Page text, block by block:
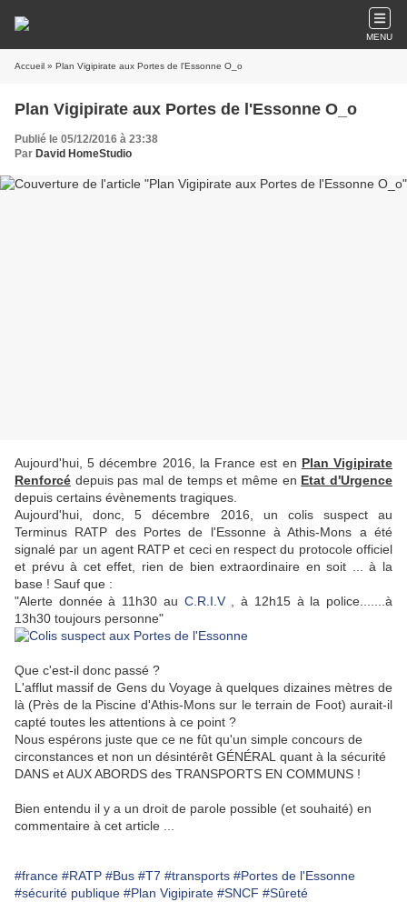
MENU
Accueil » Plan Vigipirate aux Portes de l'Essonne O_o
Plan Vigipirate aux Portes de l'Essonne O_o
Publié le 05/12/2016 à 23:38
Par David HomeStudio
Aujourd'hui, 5 décembre 2016, la France est en Plan Vigipirate
Renforcé depuis pas mal de temps et même en Etat d'Urgence
depuis certains évènements tragiques.
Aujourd'hui, donc, 5 décembre 2016, un colis suspect au
Terminus RATP des Portes de l'Essonne à Athis-Mons a été
signalé par un agent RATP et ceci en respect du protocole officiel
et prévu à cet effet, rien de bien extraordinaire en soit ... à la
base ! Sauf que :
"Alerte donnée à 11h30 au C.R.I.V, à 12h15 à la police.......à
13h30 toujours personne"
Que c'est-il donc passé ?
L'afflut massif de Gens du Voyage à quelques dizaines mètres de
là (Près de la Piscine d'Athis-Mons sur le terrain de Foot) aurait-il
capté toutes les attentions à ce point ?
Nous espérons juste que ce ne fût qu'un simple concours de
circonstances et non un désintérêt GÉNÉRAL quant à la sécurité
DANS et AUX ABORDS des TRANSPORTS EN COMMUNS !
Bien entendu il y a un droit de parole possible (et souhaité) en
commentaire à cet article ...
#france #RATP #Bus #T7 #transports #Portes de l'Essonne
#sécurité publique #Plan Vigipirate #SNCF #Sûreté